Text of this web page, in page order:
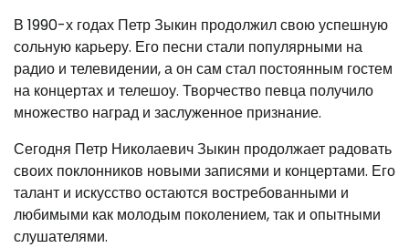
В 1990-х годах Петр Зыкин продолжил свою успешную
сольную карьеру. Его песни стали популярными на
радио и телевидении, а он сам стал постоянным гостем
на концертах и телешоу. Творчество певца получило
множество наград и заслуженное признание.
Сегодня Петр Николаевич Зыкин продолжает радовать
своих поклонников новыми записями и концертами. Его
талант и искусство остаются востребованными и
любимыми как молодым поколением, так и опытными
слушателями.